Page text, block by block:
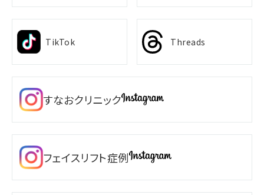
TikTok Threads
すなおクリニック
フェイスリフト症例